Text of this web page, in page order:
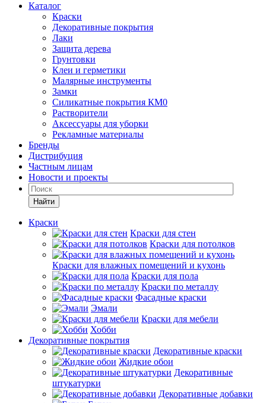
Каталог
Краски
Декоративные покрытия
Лаки
Защита дерева
Грунтовки
Клеи и герметики
Малярные инструменты
Замки
Силикатные покрытия КМ0
Растворители
Аксессуары для уборки
Рекламные материалы
Бренды
Дистрибуция
Частным лицам
Новости и проекты
Найти
Краски
Краски для стен
Краски для потолков
Краски для влажных помещений и кухонь
Краски для пола
Краски по металлу
Фасадные краски
Эмали
Краски для мебели
Хобби
Декоративные покрытия
Декоративные краски
Жидкие обои
Декоративные
штукатурки
Декоративные добавки